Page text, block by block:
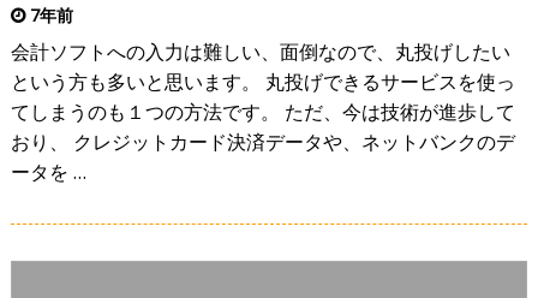
7年前
会計ソフトへの入力は難しい、面倒なので、丸投げしたい
という方も多いと思います。 丸投げできるサービスを使っ
てしまうのも１つの方法です。 ただ、今は技術が進歩して
おり、 クレジットカード決済データや、ネットバンクのデ
ータを …